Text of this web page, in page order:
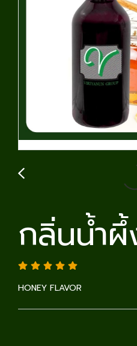
กลิ่นน้ำ
HONEY FLAVOR